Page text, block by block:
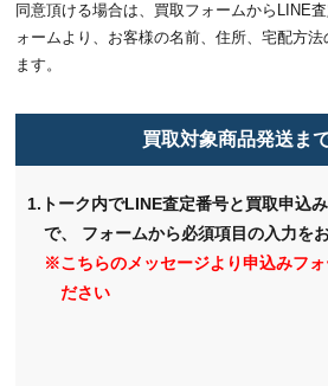
同意頂ける場合は、買取フォームからLINE
ォームより、お客様の名前、住所、宅配方
ます。
買取対象商品発送ま
1.トーク内でLINE査定番号と買取申込
で、
フォームから必須項目の入力を
※こちらのメッセージより申込みフォ
ださい